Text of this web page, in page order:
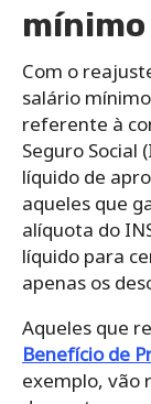
Com o
salário
referente à
Seguro Social
líquido de
aqueles que
alíquota do
líquido para
apenas os
Aqueles que
Benefício de
exemplo, vão